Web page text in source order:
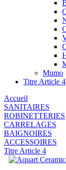
Mumo
Titre Article 4
Accueil
SANITAIRES
ROBINETTERIES
CARRELAGES
BAIGNOIRES
ACCESSOIRES
Titre Article 4